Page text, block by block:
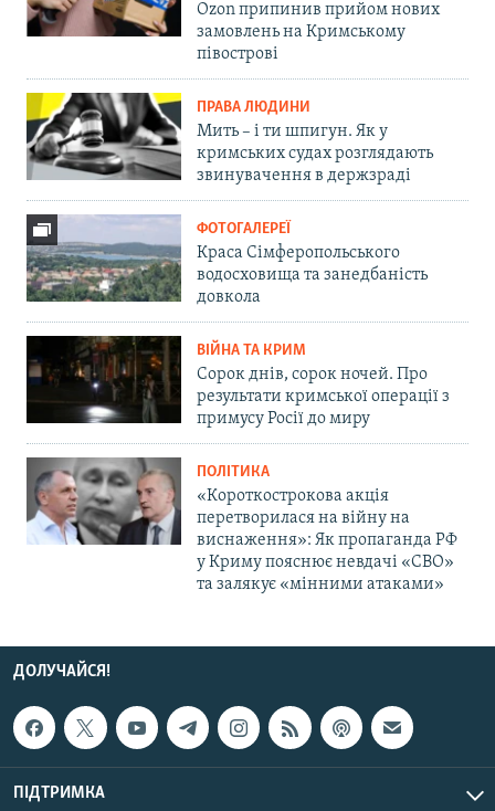
Ozon припинив прийом нових
замовлень на Кримському
півострові
ПРАВА ЛЮДИНИ
Мить – і ти шпигун. Як у
кримських судах розглядають
звинувачення в держзраді
ФОТОГАЛЕРЕЇ
Краса Сімферопольського
водосховища та занедбаність
довкола
ВІЙНА ТА КРИМ
Сорок днів, сорок ночей. Про
результати кримської операції з
примусу Росії до миру
ПОЛІТИКА
«Короткострокова акція
перетворилася на війну на
виснаження»: Як пропаганда РФ
у Криму пояснює невдачі «СВО»
та залякує «мінними атаками»
ДОЛУЧАЙСЯ!
ПІДТРИМКА